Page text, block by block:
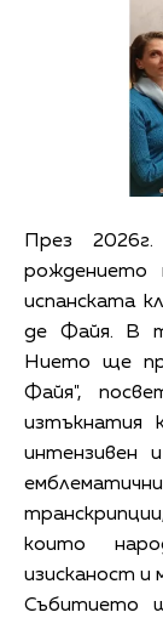
През
рождението
испанската
де Файя. В
Нието ще
Файя",
изтъкнатия
интензивен
които
изисканост и
Събитието